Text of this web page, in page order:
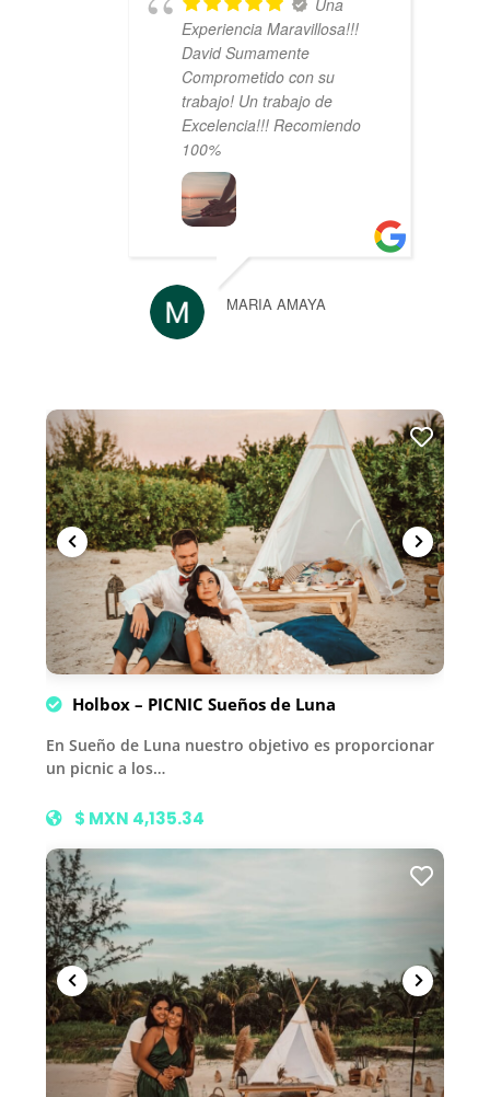
Una
Experiencia Maravillosa!!!
David Sumamente
Comprometido con su
trabajo! Un trabajo de
Excelencia!!! Recomiendo
100%
MARIA AMAYA
Holbox – PICNIC Sueños de Luna
En Sueño de Luna nuestro objetivo es proporcionar
un picnic a los…
$ MXN 4,135.34